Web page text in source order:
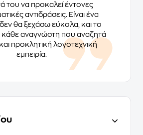
του να προκαλεί έντονες
αντιδράσεις. Είναι ένα
θα ξεχάσω εύκολα, και το
κάθε αναγνώστη που αναζητά
προκλητική λογοτεχνική
εμπειρία.